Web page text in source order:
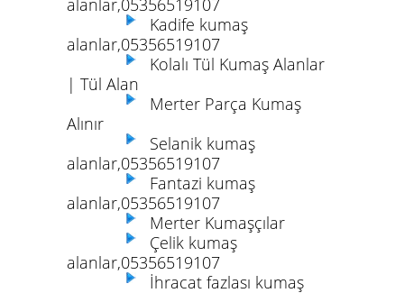
alanlar,05356519107
Kadife kumaş
alanlar,05356519107
Kolalı Tül Kumaş Alanlar
| Tül Alan
Merter Parça Kumaş
Alınır
Selanik kumaş
alanlar,05356519107
Fantazi kumaş
alanlar,05356519107
Merter Kumaşçılar
Çelik kumaş
alanlar,05356519107
İhracat fazlası kumaş